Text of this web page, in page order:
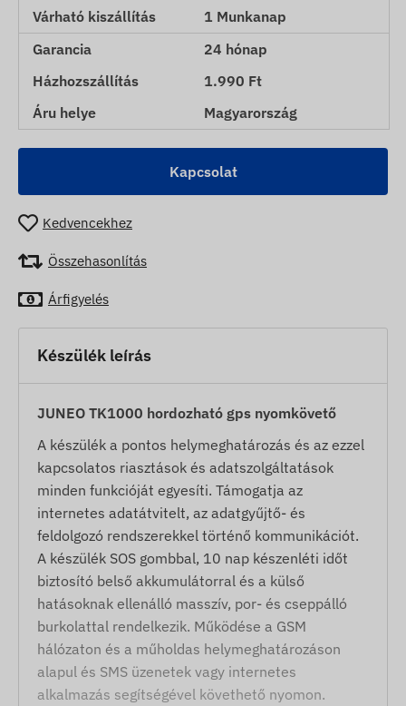
Várható kiszállítás
1 Munkanap
Garancia
24 hónap
Házhozszállítás
1.990 Ft
Áru helye
Magyarország
Kapcsolat
Kedvencekhez
Összehasonlítás
Árfigyelés
Készülék leírás
JUNEO TK1000 hordozható gps nyomkövető
A készülék a pontos helymeghatározás és az ezzel
kapcsolatos riasztások és adatszolgáltatások
minden funkcióját egyesíti. Támogatja az
internetes adatátvitelt, az adatgyűjtő- és
feldolgozó rendszerekkel történő kommunikációt.
A készülék SOS gombbal, 10 nap készenléti időt
biztosító belső akkumulátorral és a külső
hatásoknak ellenálló masszív, por- és cseppálló
burkolattal rendelkezik. Működése a GSM
hálózaton és a műholdas helymeghatározáson
alapul és SMS üzenetek vagy internetes
alkalmazás segítségével követhető nyomon.